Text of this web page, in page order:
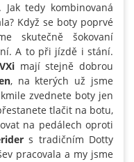
tedy kombinovaná
Když se boty poprvé
skutečně šokovaní
A to při jízdě i stání.
mají stejně dobrou
, na kterých už jsme
zvednete boty jen
tlačit na botu,
na pedálech oproti
s tradičním Dotty
pracovala a my jsme